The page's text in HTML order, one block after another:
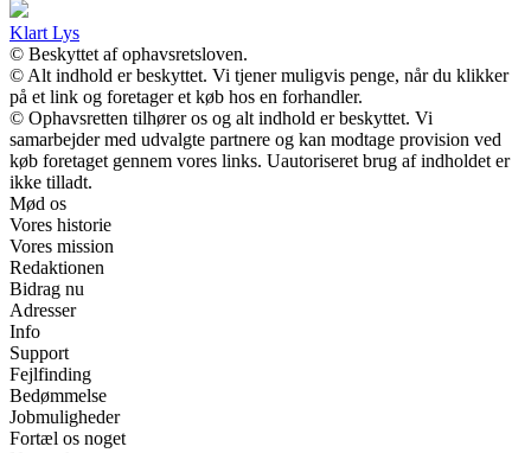
Klart Lys
© Beskyttet af ophavsretsloven.
© Alt indhold er beskyttet. Vi tjener muligvis penge, når du klikker
på et link og foretager et køb hos en forhandler.
© Ophavsretten tilhører os og alt indhold er beskyttet. Vi
samarbejder med udvalgte partnere og kan modtage provision ved
køb foretaget gennem vores links. Uautoriseret brug af indholdet er
ikke tilladt.
Mød os
Vores historie
Vores mission
Redaktionen
Bidrag nu
Adresser
Info
Support
Fejlfinding
Bedømmelse
Jobmuligheder
Fortæl os noget